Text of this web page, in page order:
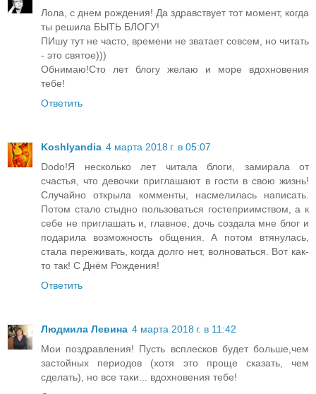
Лола, с днем рождения! Да здравствует тот момент, когда
ты решила БЫТЬ БЛОГУ!
ПИшу тут не часто, времени не зватает совсем, но читать
- это святое)))
Обнимаю!Сто лет блогу желаю и море вдохновения
тебе!
Ответить
Koshlyandia 4 марта 2018 г. в 05:07
Dodo!Я несколько лет читала блоги, замирала от
счастья, что девочки приглашают в гости в свою жизнь!
Случайно открыла комменты, насмелилась написать.
Потом стало стыдно пользоваться гостеприимством, а к
себе не приглашать и, главное, дочь создала мне блог и
подарила возможность общения. А потом втянулась,
стала переживать, когда долго нет, волноваться. Вот как-
то так! С Днём Рождения!
Ответить
Людмила Левина 4 марта 2018 г. в 11:42
Мои поздравления! Пусть всплесков будет больше,чем
застойных периодов (хотя это проще сказать, чем
сделать), но все таки... вдохновения тебе!